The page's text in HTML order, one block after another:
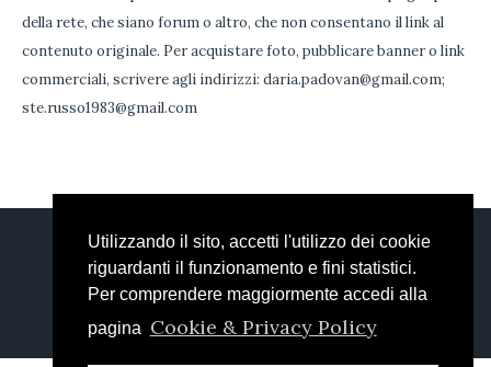
Utilizzando il sito, accetti l'utilizzo dei cookie
riguardanti il funzionamento e fini statistici.
Per comprendere maggiormente accedi alla
pagina Cookie & Privacy Policy
della rete, che siano forum o altro, che non consentano il link al
contenuto originale. Per acquistare foto, pubblicare banner o link
commerciali, scrivere agli indirizzi: daria.padovan@gmail.com;
ste.russo1983@gmail.com
FACEBOOK DARIA
STEFANIA
Welcome Backery © 2018 / All Rights Reserved